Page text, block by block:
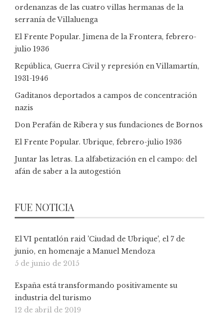
ordenanzas de las cuatro villas hermanas de la
serranía de Villaluenga
El Frente Popular. Jimena de la Frontera, febrero-
julio 1936
República, Guerra Civil y represión en Villamartín,
1931-1946
Gaditanos deportados a campos de concentración
nazis
Don Perafán de Ribera y sus fundaciones de Bornos
El Frente Popular. Ubrique, febrero-julio 1936
Juntar las letras. La alfabetización en el campo: del
afán de saber a la autogestión
FUE NOTICIA
El VI pentatlón raid 'Ciudad de Ubrique', el 7 de
junio, en homenaje a Manuel Mendoza
5 de junio de 2015
España está transformando positivamente su
industria del turismo
12 de abril de 2019